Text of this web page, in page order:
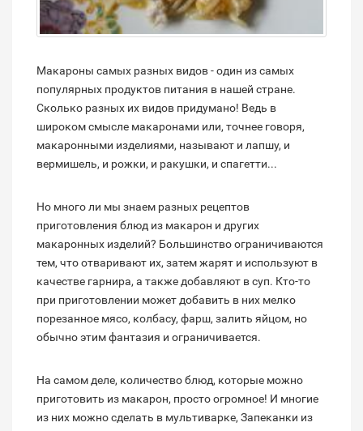
Макароны самых разных видов - один из самых
популярных продуктов питания в нашей стране.
Сколько разных их видов придумано! Ведь в
широком смысле макаронами или, точнее говоря,
макаронными изделиями, называют и лапшу, и
вермишель, и рожки, и ракушки, и спагетти...
Но много ли мы знаем разных рецептов
приготовления блюд из макарон и других
макаронных изделий? Большинство ограничиваются
тем, что отваривают их, затем жарят и используют в
качестве гарнира, а также добавляют в суп. Кто-то
при приготовлении может добавить в них мелко
порезанное мясо, колбасу, фарш, залить яйцом, но
обычно этим фантазия и ограничивается.
На самом деле, количество блюд, которые можно
приготовить из макарон, просто огромное! И многие
из них можно сделать в мультиварке, Запеканки из